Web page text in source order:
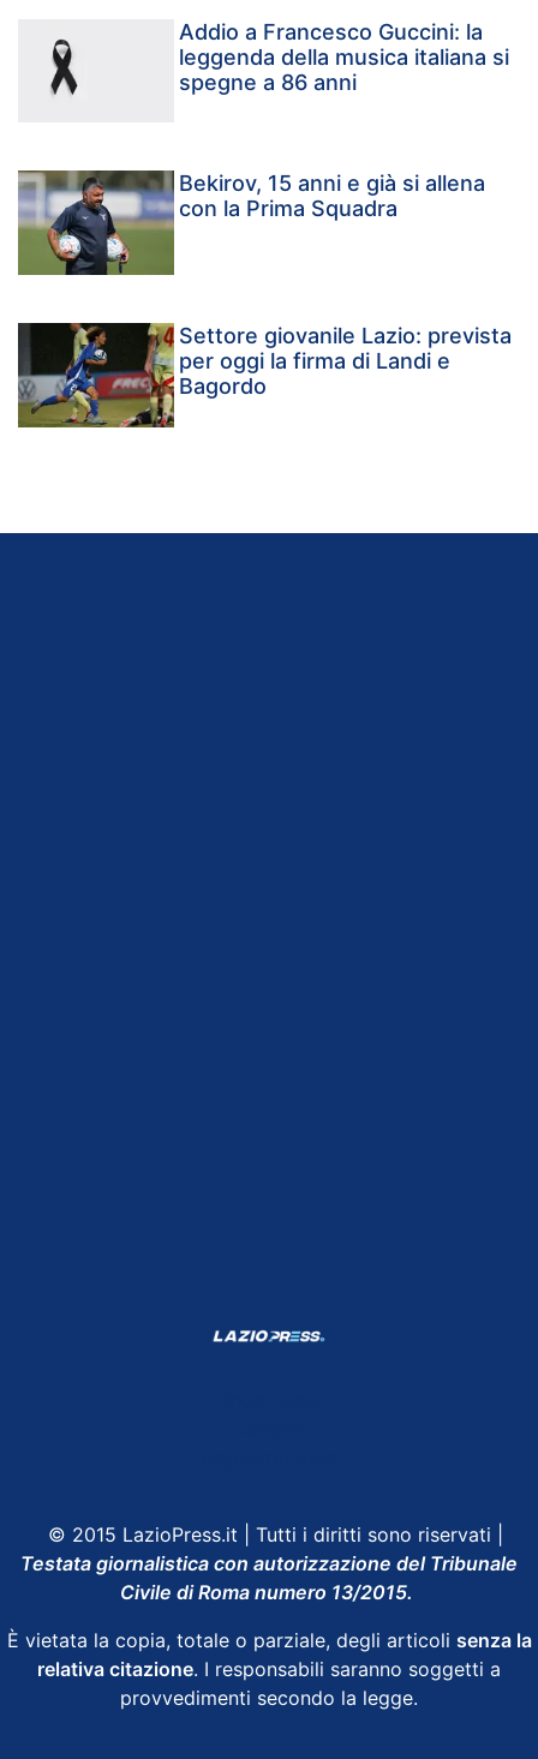
Addio a Francesco Guccini: la
leggenda della musica italiana si
spegne a 86 anni
Bekirov, 15 anni e già si allena
con la Prima Squadra
Settore giovanile Lazio: prevista
per oggi la firma di Landi e
Bagordo
© 2015 LazioPress.it | Tutti i diritti sono riservati |
Testata giornalistica con autorizzazione del Tribunale
Civile di Roma numero 13/2015.
È vietata la copia, totale o parziale, degli articoli senza la
relativa citazione. I responsabili saranno soggetti a
provvedimenti secondo la legge.